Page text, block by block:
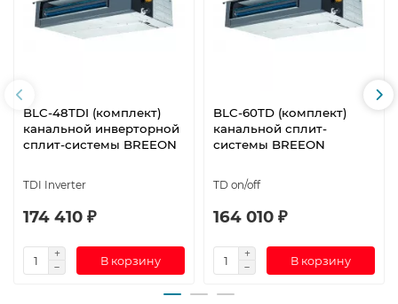
BLC-48TDI (комплект)
канальной инверторной
сплит-системы BREEON
TDI Inverter
174 410 ₽
В корзину
BLC-60TD (комплект)
канальной сплит-
системы BREEON
TD on/off
164 010 ₽
В корзину